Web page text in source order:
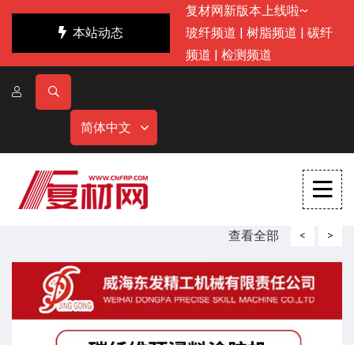
本站动态
复材网新版本上线啦~
玻纤频道 | 树脂频道 | 碳纤
频道 | 检测频道
简体中文
查看全部 < >